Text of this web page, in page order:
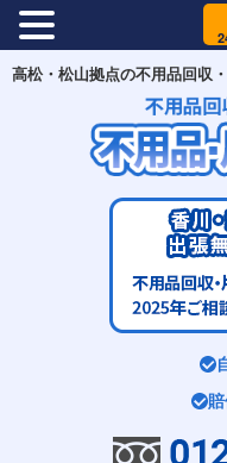
高松・松山拠点の不用品回収
MENU